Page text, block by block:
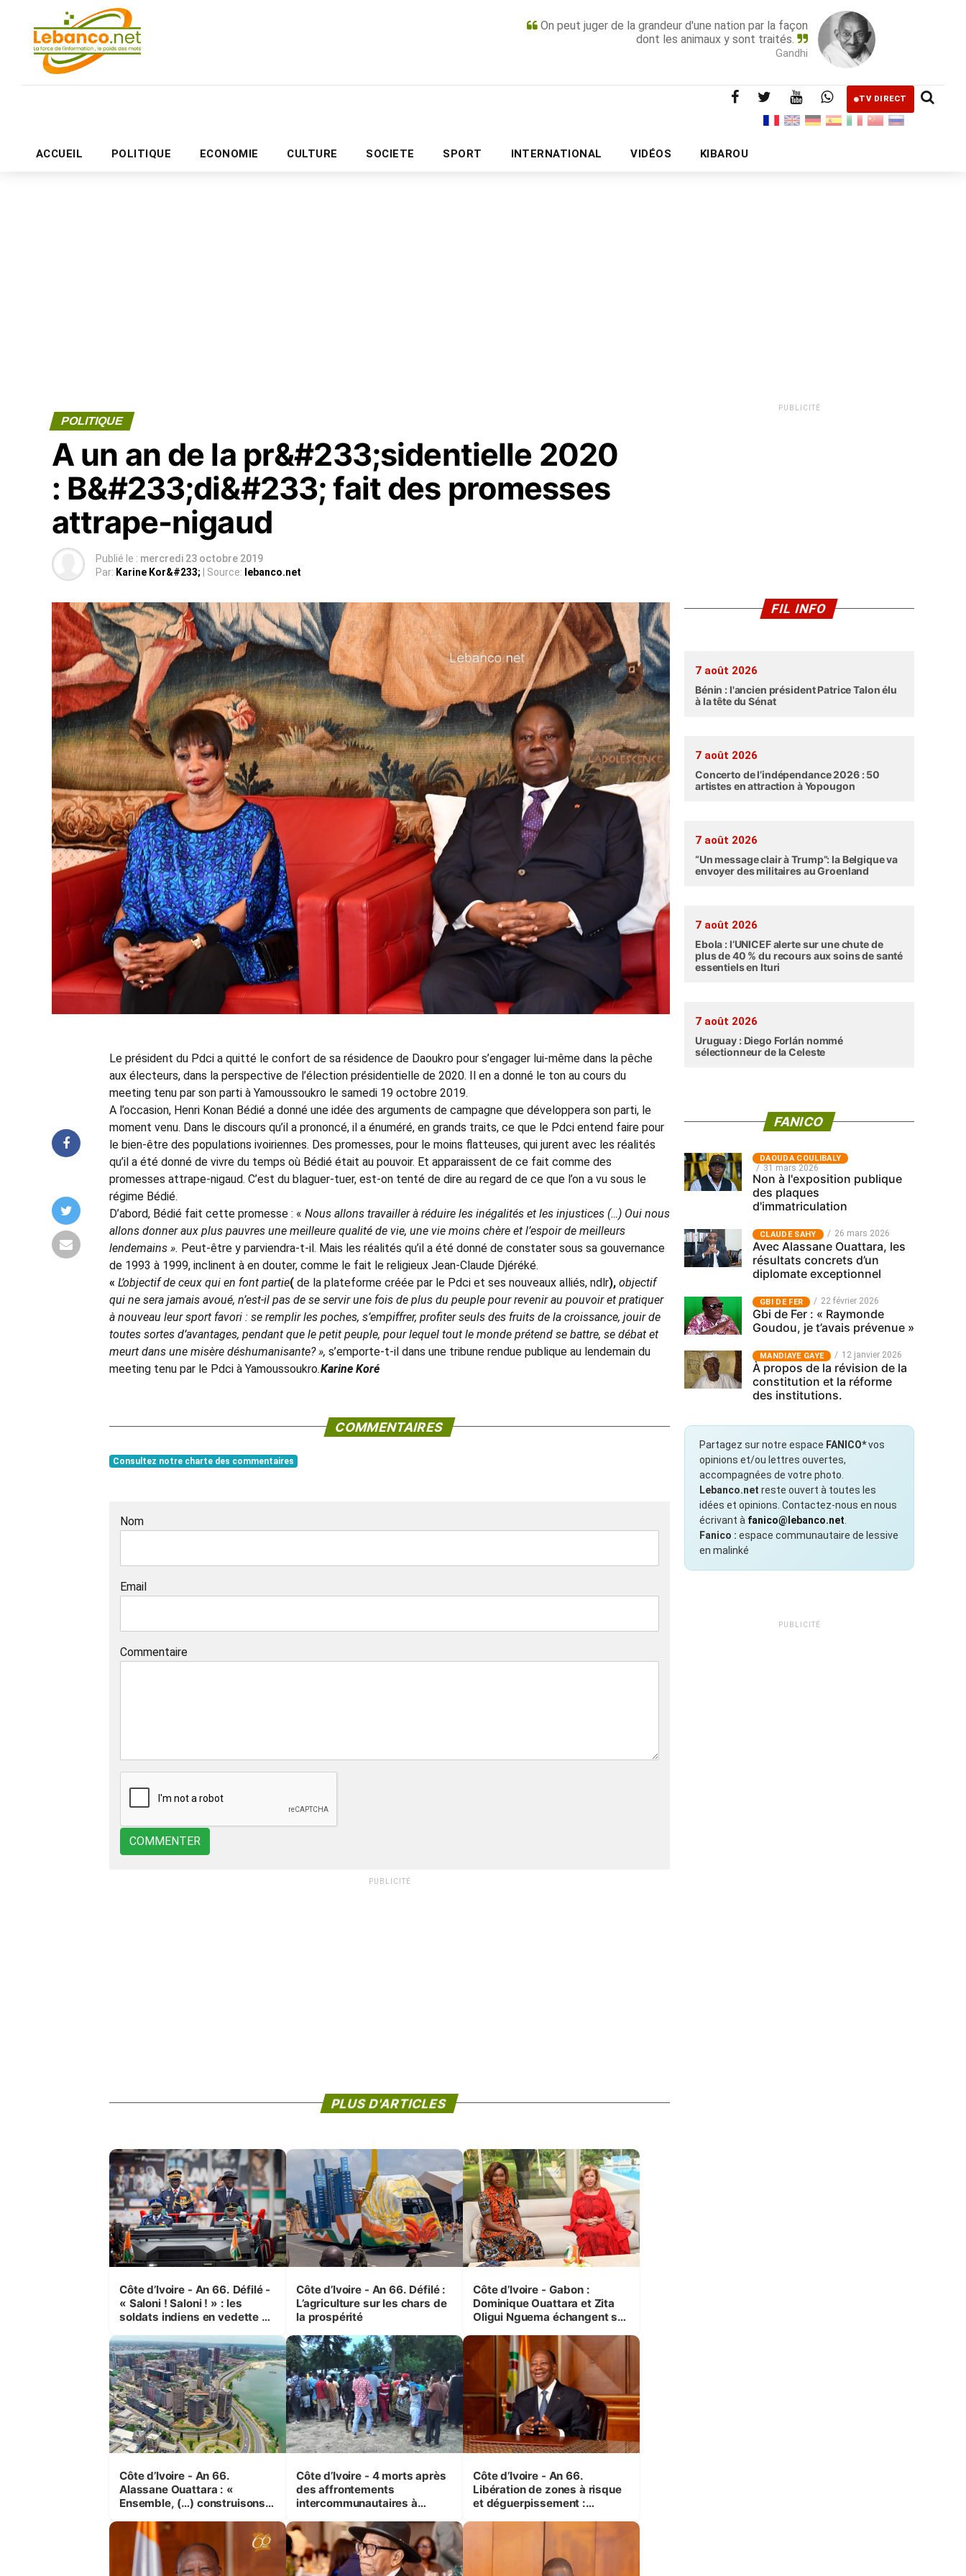
On peut juger de la grandeur d'une nation par la façon
dont les animaux y sont traités.
Gandhi
TV DIRECT
ACCUEIL POLITIQUE ECONOMIE CULTURE SOCIETE SPORT INTERNATIONAL VIDÉOS KIBAROU
PUBLICITÉ
POLITIQUE
A un an de la pr&#233;sidentielle 2020
: B&#233;di&#233; fait des promesses
attrape-nigaud
Publié le : mercredi 23 octobre 2019
Par: Karine Kor&#233; | Source: lebanco.net
Le président du Pdci a quitté le confort de sa résidence de Daoukro pour s’engager lui-même dans la pêche
aux électeurs, dans la perspective de l’élection présidentielle de 2020. Il en a donné le ton au cours du
meeting tenu par son parti à Yamoussoukro le samedi 19 octobre 2019.
A l’occasion, Henri Konan Bédié a donné une idée des arguments de campagne que développera son parti, le
moment venu. Dans le discours qu’il a prononcé, il a énuméré, en grands traits, ce que le Pdci entend faire pour
le bien-être des populations ivoiriennes. Des promesses, pour le moins flatteuses, qui jurent avec les réalités
qu’il a été donné de vivre du temps où Bédié était au pouvoir. Et apparaissent de ce fait comme des
promesses attrape-nigaud. C’est du blaguer-tuer, est-on tenté de dire au regard de ce que l’on a vu sous le
régime Bédié.
D’abord, Bédié fait cette promesse : « Nous allons travailler à réduire les inégalités et les injustices (…) Oui nous
allons donner aux plus pauvres une meilleure qualité de vie, une vie moins chère et l’espoir de meilleurs
lendemains ». Peut-être y parviendra-t-il. Mais les réalités qu’il a été donné de constater sous sa gouvernance
de 1993 à 1999, inclinent à en douter, comme le fait le religieux Jean-Claude Djéréké.
« L’objectif de ceux qui en font partie( de la plateforme créée par le Pdci et ses nouveaux alliés, ndlr), objectif
qui ne sera jamais avoué, n’est-il pas de se servir une fois de plus du peuple pour revenir au pouvoir et pratiquer
à nouveau leur sport favori : se remplir les poches, s’empiffrer, profiter seuls des fruits de la croissance, jouir de
toutes sortes d’avantages, pendant que le petit peuple, pour lequel tout le monde prétend se battre, se débat et
meurt dans une misère déshumanisante? », s’emporte-t-il dans une tribune rendue publique au lendemain du
meeting tenu par le Pdci à Yamoussoukro.Karine Koré
COMMENTAIRES
Consultez notre charte des commentaires
Nom
Email
Commentaire
COMMENTER
PUBLICITÉ
PLUS D'ARTICLES
Côte d’Ivoire - An 66. Défilé -
« Saloni ! Saloni ! » : les
soldats indiens en vedette à
Côte d’Ivoire - An 66. Défilé :
L’agriculture sur les chars de
la prospérité
Côte d’Ivoire - Gabon :
Dominique Ouattara et Zita
Oligui Nguema échangent sur
femmes et des enfants
Côte d’Ivoire - An 66.
Alassane Ouattara : «
Ensemble, (…) construisons
mêmes et pour les
générations futures »
Côte d’Ivoire - 4 morts après
des affrontements
intercommunautaires à
correspondant au milieu des
sinistrés
Côte d’Ivoire - An 66.
Libération de zones à risque
et déguerpissement :
respect de l'Etat de droit pour
préserver les vies humaines
PUBLICITÉ
FIL INFO
7 août 2026
Bénin : l'ancien président Patrice Talon élu
à la tête du Sénat
7 août 2026
Concerto de l’indépendance 2026 : 50
artistes en attraction à Yopougon
7 août 2026
“Un message clair à Trump”: la Belgique va
envoyer des militaires au Groenland
7 août 2026
Ebola : l’UNICEF alerte sur une chute de
plus de 40 % du recours aux soins de santé
essentiels en Ituri
7 août 2026
Uruguay : Diego Forlán nommé
sélectionneur de la Celeste
FANICO
‎DAOUDA COULIBALY
31 mars 2026
Non à l'exposition publique
des plaques
d'immatriculation
CLAUDE SAHY 26 mars 2026
Avec Alassane Ouattara, les
résultats concrets d’un
diplomate exceptionnel
GBI DE FER 22 février 2026
Gbi de Fer : « Raymonde
Goudou, je t’avais prévenue »
MANDIAYE GAYE 12 janvier 2026
À propos de la révision de la
constitution et la réforme
des institutions.
Partagez sur notre espace FANICO*vos
opinions et/ou lettres ouvertes,
accompagnées de votre photo.
Lebanco.net reste ouvert à toutes les
idées et opinions. Contactez-nous en nous
écrivant à fanico@lebanco.net
Fanico : espace communautaire de lessive
en malinké
PUBLICITÉ